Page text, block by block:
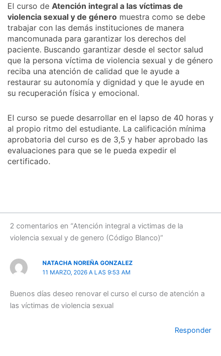
El curso de Atención integral a las víctimas de
violencia sexual y de género muestra como se debe
trabajar con las demás instituciones de manera
mancomunada para garantizar los derechos del
paciente. Buscando garantizar desde el sector salud
que la persona víctima de violencia sexual y de género
reciba una atención de calidad que le ayude a
restaurar su autonomía y dignidad y que le ayude en
su recuperación física y emocional.
El curso se puede desarrollar en el lapso de 40 horas y
al propio ritmo del estudiante. La calificación mínima
aprobatoria del curso es de 3,5 y haber aprobado las
evaluaciones para que se le pueda expedir el
certificado.
2 comentarios en “Atención integral a victimas de la
violencia sexual y de genero (Código Blanco)”
NATACHA NOREÑA GONZALEZ
11 MARZO, 2026 A LAS 9:53 AM
Buenos días deseo renovar el curso el curso de atención a
las víctimas de violencia sexual
Responder